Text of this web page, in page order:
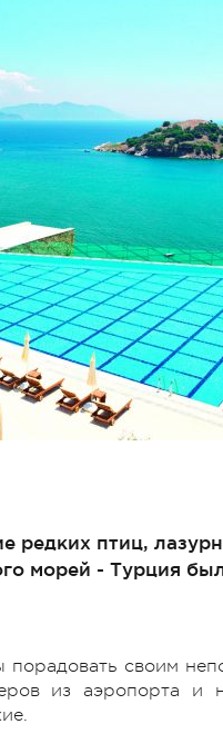
редких птиц,
морей - Турция
своим
из аэропорта и